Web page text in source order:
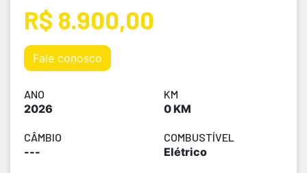
R$ 8.900,00
Fale conosco
ANO
2026
KM
0 KM
CÂMBIO
---
COMBUSTÍVEL
Elétrico